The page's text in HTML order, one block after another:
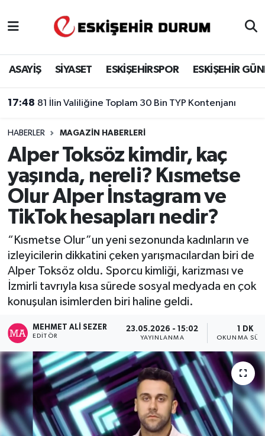
ASAYİŞ SİYASET ESKİŞEHİRSPOR ESKİŞEHİR
17:48 81 İlin Valiliğine Toplam 30 Bin TYP Kontenjanı
HABERLER MAGAZIN HABERLERI
Alper Toksöz kimdir, kaç
yaşında, nereli? Kısmetse
Olur Alper İnstagram ve
TikTok hesapları nedir?
“Kısmetse Olur”un yeni sezonunda kadınların ve
izleyicilerin dikkatini çeken yarışmacılardan biri de
Alper Toksöz oldu. Sporcu kimliği, karizması ve
İzmirli tavrıyla kısa sürede sosyal medyada en çok
konuşulan isimlerden biri haline geldi.
MEHMET ALI SEZER
EDITÖR
23.05.2026 - 15:02
YAYINLANMA
1 DK
OKUNMA
Eskişehir Hava Durumu
Eskişehir Namaz Vakitleri
Eskişehir Trafik Yoğunluk Haritası
Süper Lig Puan Durumu ve Fikstür
Tüm Manşetler
Son Dakika Haberleri
Haber Arşivi